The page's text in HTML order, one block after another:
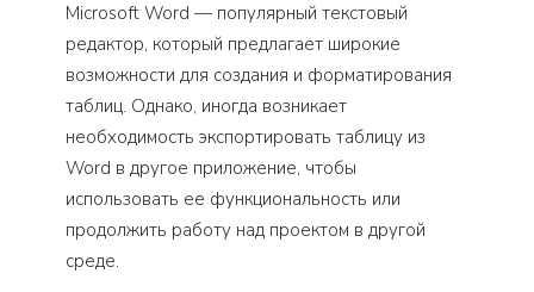
Microsoft Word — популярный текстовый
редактор, который предлагает широкие
возможности для создания и форматирования
таблиц. Однако, иногда возникает
необходимость экспортировать таблицу из
Word в другое приложение, чтобы
использовать ее функциональность или
продолжить работу над проектом в другой
среде.